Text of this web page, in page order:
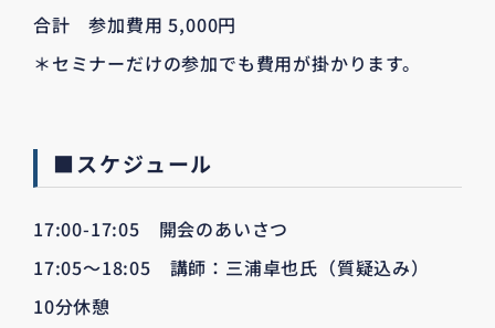
合計 参加費用 5,000円
＊セミナーだけの参加でも費用が掛かります。
■スケジュール
17:00-17:05 開会のあいさつ
17:05～18:05 講師：三浦卓也氏（質疑込み）
10分休憩